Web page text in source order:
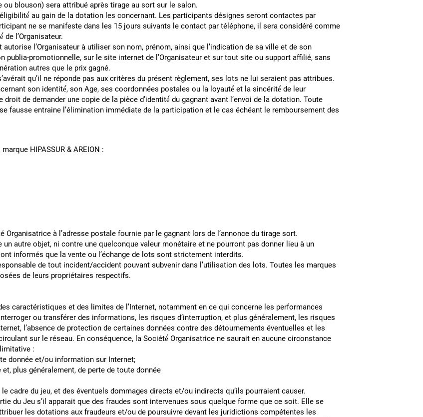
blouson) sera attribué après tirage au sort sur le salon.
au gain de la dotation les concernant. Les participants désignes seront contactes par
ne se manifeste dans les 15 jours suivants le contact par téléphone, il sera considéré comme
la propriété́ de l’Organisateur.
l’Organisateur à utiliser son nom, prénom, ainsi que l’indication de sa ville et de son
publia-promotionnelle, sur le site internet de l’Organisateur et sur tout site ou support affilié, sans
et rémunération autres que le prix gagné.
qu’il ne réponde pas aux critères du présent règlement, ses lots ne lui seraient pas attribues.
son identité́, son Age, ses coordonnées postales ou la loyauté́ et la sincérité́ de leur
de demander une copie de la pièce d’identité́ du gagnant avant l’envoi de la dotation. Toute
fausse entraine l’élimination immédiate de la participation et le cas échéant le remboursement des
HIPASSUR & AREION :
LOTS :
à l’adresse postale fournie par le gagnant lors de l’annonce du tirage sort.
autre objet, ni contre une quelconque valeur monétaire et ne pourront pas donner lieu à un
sont informés que la vente ou l’échange de lots sont strictement interdits.
de tout incident/accident pouvant subvenir dans l’utilisation des lots. Toutes les marques
de leurs propriétaires respectifs.
caractéristiques et des limites de l’Internet, notamment en ce qui concerne les performances
ou transférer des informations, les risques d’interruption, et plus généralement, les risques
l’absence de protection de certaines données contre des détournements éventuelles et les
sur le réseau. En conséquence, la Société́ Organisatrice ne saurait en aucune circonstance
sans que cette liste soit limitative :
de toute donnée et/ou information sur Internet;
plus généralement, de perte de toute donnée
;
du jeu, et des éventuels dommages directs et/ou indirects qu’ils pourraient causer.
du Jeu s’il apparait que des fraudes sont intervenues sous quelque forme que ce soit. Elle se
les dotations aux fraudeurs et/ou de poursuivre devant les juridictions compétentes les